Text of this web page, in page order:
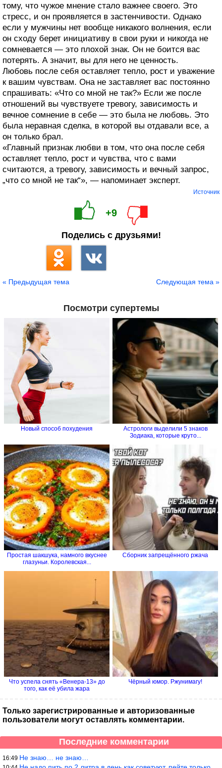
тому, что чужое мнение стало важнее своего. Это
стресс, и он проявляется в застенчивости. Однако
если у мужчины нет вообще никакого волнения, если
он сходу берет инициативу в свои руки и никогда не
сомневается — это плохой знак. Он не боится вас
потерять. А значит, вы для него не ценность.
Любовь после себя оставляет тепло, рост и уважение
к вашим чувствам. Она не заставляет вас постоянно
спрашивать: «Что со мной не так?» Если же после
отношений вы чувствуете тревогу, зависимость и
вечное сомнение в себе — это была не любовь. Это
была неравная сделка, в которой вы отдавали все, а
он только брал.
«Главный признак любви в том, что она после себя
оставляет тепло, рост и чувства, что с вами
считаются, а тревогу, зависимость и вечный запрос,
„что со мной не так“», — напоминает эксперт.
Источник
+9
Поделись с друзьями!
« Предыдущая тема Следующая тема »
Посмотри супертемы
Новый способ похудения
Астрологи выделили 5 знаков
Зодиака, которые круто...
Простая шакшука, намного вкуснее
глазуньи. Королевская...
Сборник запрещённого ржача
Что успела снять «Венера-13» до
того, как её убила жара
Чёрный юмор. Ржунимагу!
Только зарегистрированные и авторизованные
пользователи могут оставлять комментарии.
Последние комментарии
16:49 Не знаю… не знаю…